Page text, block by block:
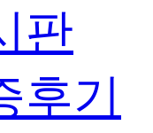
판
후기